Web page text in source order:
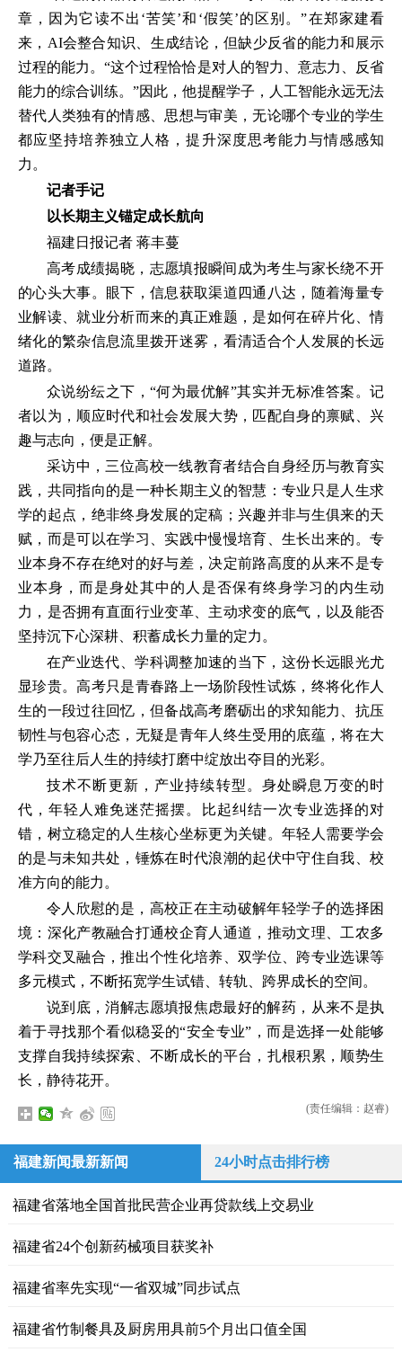
章，因为它读不出‘苦笑’和‘假笑’的区别。”在郑家建看
来，AI会整合知识、生成结论，但缺少反省的能力和展示
过程的能力。“这个过程恰恰是对人的智力、意志力、反省
能力的综合训练。”因此，他提醒学子，人工智能永远无法
替代人类独有的情感、思想与审美，无论哪个专业的学生
都应坚持培养独立人格，提升深度思考能力与情感感知
力。
记者手记
以长期主义锚定成长航向
福建日报记者 蒋丰蔓
高考成绩揭晓，志愿填报瞬间成为考生与家长绕不开
的心头大事。眼下，信息获取渠道四通八达，随着海量专
业解读、就业分析而来的真正难题，是如何在碎片化、情
绪化的繁杂信息流里拨开迷雾，看清适合个人发展的长远
道路。
众说纷纭之下，“何为最优解”其实并无标准答案。记
者以为，顺应时代和社会发展大势，匹配自身的禀赋、兴
趣与志向，便是正解。
采访中，三位高校一线教育者结合自身经历与教育实
践，共同指向的是一种长期主义的智慧：专业只是人生求
学的起点，绝非终身发展的定稿；兴趣并非与生俱来的天
赋，而是可以在学习、实践中慢慢培育、生长出来的。专
业本身不存在绝对的好与差，决定前路高度的从来不是专
业本身，而是身处其中的人是否保有终身学习的内生动
力，是否拥有直面行业变革、主动求变的底气，以及能否
坚持沉下心深耕、积蓄成长力量的定力。
在产业迭代、学科调整加速的当下，这份长远眼光尤
显珍贵。高考只是青春路上一场阶段性试炼，终将化作人
生的一段过往回忆，但备战高考磨砺出的求知能力、抗压
韧性与包容心态，无疑是青年人终生受用的底蕴，将在大
学乃至往后人生的持续打磨中绽放出夺目的光彩。
技术不断更新，产业持续转型。身处瞬息万变的时
代，年轻人难免迷茫摇摆。比起纠结一次专业选择的对
错，树立稳定的人生核心坐标更为关键。年轻人需要学会
的是与未知共处，锤炼在时代浪潮的起伏中守住自我、校
准方向的能力。
令人欣慰的是，高校正在主动破解年轻学子的选择困
境：深化产教融合打通校企育人通道，推动文理、工农多
学科交叉融合，推出个性化培养、双学位、跨专业选课等
多元模式，不断拓宽学生试错、转轨、跨界成长的空间。
说到底，消解志愿填报焦虑最好的解药，从来不是执
着于寻找那个看似稳妥的“安全专业”，而是选择一处能够
支撑自我持续探索、不断成长的平台，扎根积累，顺势生
长，静待花开。
(责任编辑：赵睿)
福建新闻最新新闻 24小时点击排行榜
福建省落地全国首批民营企业再贷款线上交易业
福建省24个创新药械项目获奖补
福建省率先实现“一省双城”同步试点
福建省竹制餐具及厨房用具前5个月出口值全国